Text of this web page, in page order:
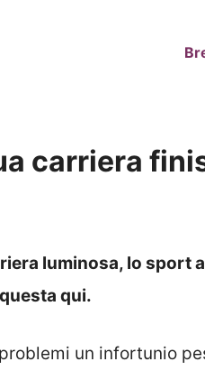
carriera
luminosa, lo sport
qui.
un infortunio